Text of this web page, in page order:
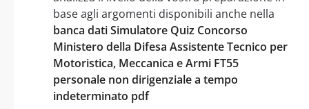
base agli argomenti disponibili anche nella
banca dati Simulatore Quiz Concorso
Ministero della Difesa Assistente Tecnico per
Motoristica, Meccanica e Armi FT55
personale non dirigenziale a tempo
indeterminato pdf